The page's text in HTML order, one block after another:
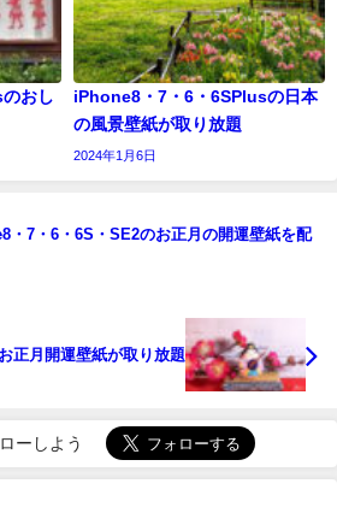
おし
iPhone8・7・6・6SPlusの日本
の風景壁紙が取り放題
2024年1月6日
・7・6・6S・SE2のお正月の開運壁紙を配
正月開運壁紙が取り放題
ーしよう